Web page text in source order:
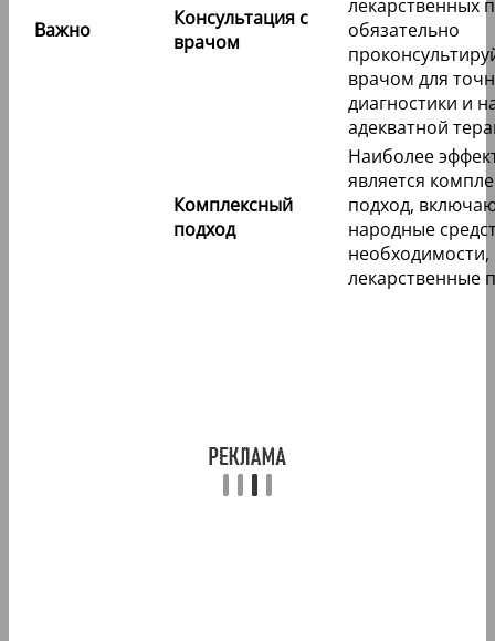
Важно
Консультация с
врачом
лекарственных
обязательно
врачом для
диагностики и
адекватной
Комплексный
подход
Наиболее
является
подход,
народные
необходимости,
лекарственные